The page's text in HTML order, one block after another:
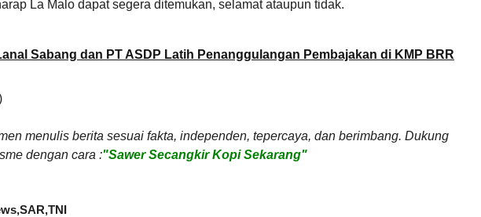
La Malo dapat segera ditemukan, selamat ataupun tidak.
Sabang dan PT ASDP Latih Penanggulangan Pembajakan di KMP BRR
menulis berita sesuai fakta, independen, tepercaya, dan berimbang. Dukung
dengan cara :"Sawer Secangkir Kopi Sekarang"
SAR TNI